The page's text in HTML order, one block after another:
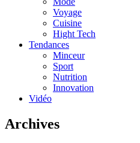
Voyage
Cuisine
Hight Tech
Tendances
Minceur
Sport
Nutrition
Innovation
Vidéo
Archives